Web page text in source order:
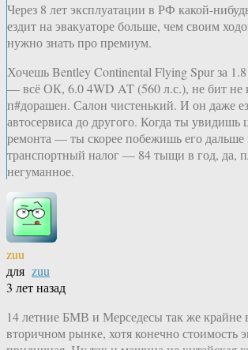
Через 8 лет эксплуатации в РФ какой-
ездит на эвакуаторе больше, чем своим
нужно знать про премиум.
Хочешь Bentley Continental Flying Spur за
— всё ОК, 6.0 4WD AT (560 л.с.), не бит не
п#дорашен. Салон чистенький. И он даже
автосервиса до другого. Когда ты увидишь
ремонта — ты скорее побежишь его дальше
транспортный налог — 84 тыщи в год,
негуманное.
zuu
для zuu
3 лет назад
14 летние БМВ и Мерседесы так же крайне
вторичном рынке, хотя конечно стоимость